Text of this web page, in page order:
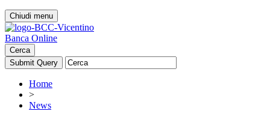
Chiudi menu
Banca Online
Cerca
Home
>
News